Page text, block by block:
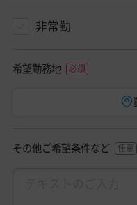
非常勤
希望勤務地
その他ご希望条件など